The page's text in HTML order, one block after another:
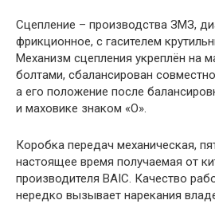
Сцепление – производства ЗМЗ,
фрикционное, с гасителем
Механизм сцепления укреплён на
болтами, сбалансирован
а его положение после
и маховике знаком «О».
Коробка передач механическая,
настоящее время получаемая от
производителя BAIC. Качество
нередко вызывает нарекания